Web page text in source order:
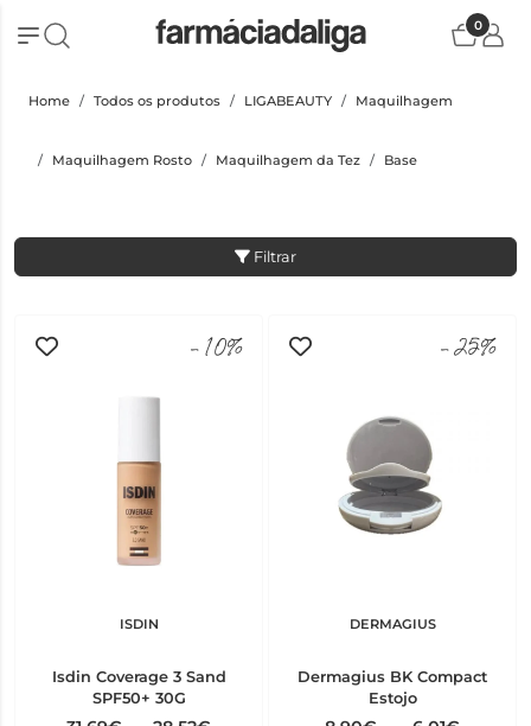
0
Home Todos os produtos LIGABEAUTY Maquilhagem
Maquilhagem Rosto Maquilhagem da Tez Base
Filtrar
-10%
ISDIN
Isdin Coverage 3 Sand
SPF50+ 30G
-25%
DERMAGIUS
Dermagius BK Compact
Estojo